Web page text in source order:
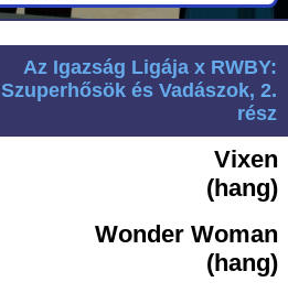
Az Igazság Ligája x RWBY:
Szuperhősök és Vadászok, 2.
rész
Vixen
(hang)
Wonder Woman
(hang)